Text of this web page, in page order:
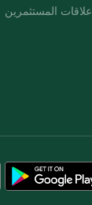
علاقات المستثمرين